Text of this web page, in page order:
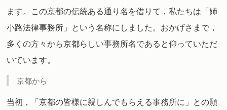
ます。この京都の伝統ある通り名を借りて，私たちは「姉
小路法律事務所」という名称にしました。おかげさまで，
多くの方々から京都らしい事務所名であると仰っていただ
いています。
京都から
当初，「京都の皆様に親しんでもらえる事務所に」との願